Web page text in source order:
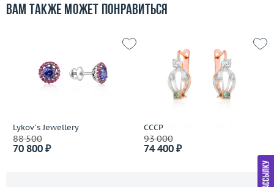
Вам также может понравиться
Lykov`s Jewellery
88 500
70 800 ₽
СССР
93 000
74 400 ₽